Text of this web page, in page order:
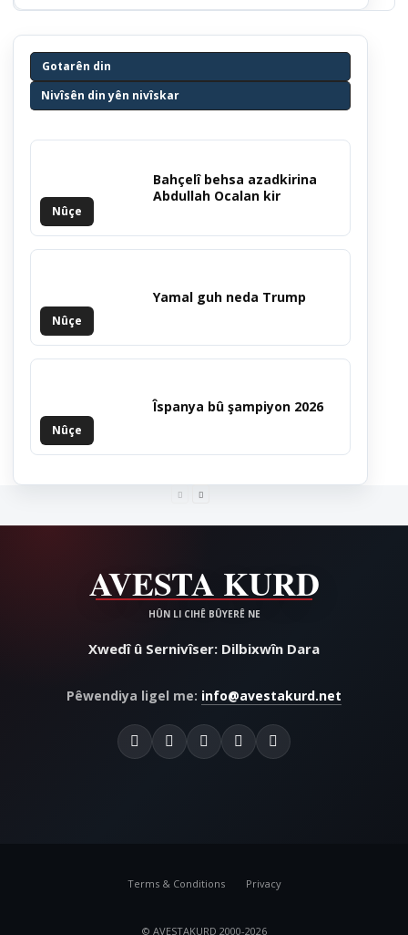
Gotarên din
Nivîsên din yên nivîskar
Nûçe
Bahçelî behsa azadkirina
Abdullah Ocalan kir
Nûçe
Yamal guh neda Trump
Nûçe
Îspanya bû şampiyon 2026
Xwedî û Sernivîser: Dilbixwîn Dara
Pêwendiya ligel me: info@avestakurd.net
Terms & Conditions Privacy
© AVESTAKURD 2000-2026